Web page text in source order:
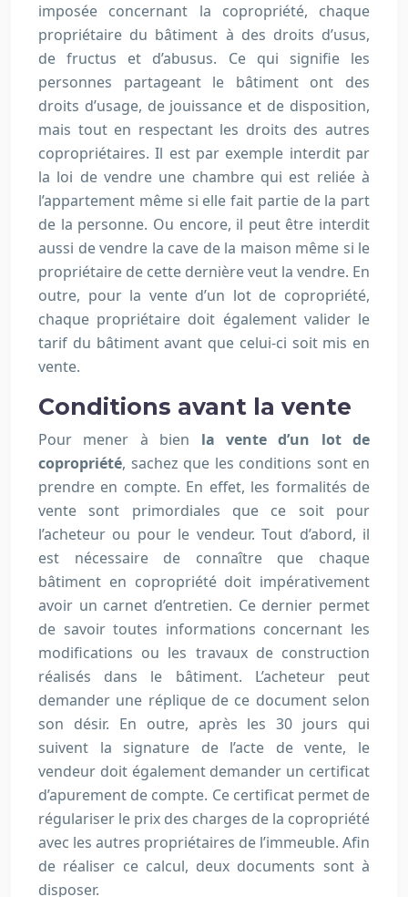
imposée concernant la copropriété, chaque
propriétaire du bâtiment à des droits d’usus,
de fructus et d’abusus. Ce qui signifie les
personnes partageant le bâtiment ont des
droits d’usage, de jouissance et de disposition,
mais tout en respectant les droits des autres
copropriétaires. Il est par exemple interdit par
la loi de vendre une chambre qui est reliée à
l’appartement même si elle fait partie de la part
de la personne. Ou encore, il peut être interdit
aussi de vendre la cave de la maison même si le
propriétaire de cette dernière veut la vendre. En
outre, pour la vente d’un lot de copropriété,
chaque propriétaire doit également valider le
tarif du bâtiment avant que celui-ci soit mis en
vente.
Conditions avant la vente
Pour mener à bien la vente d’un lot de
copropriété, sachez que les conditions sont en
prendre en compte. En effet, les formalités de
vente sont primordiales que ce soit pour
l’acheteur ou pour le vendeur. Tout d’abord, il
est nécessaire de connaître que chaque
bâtiment en copropriété doit impérativement
avoir un carnet d’entretien. Ce dernier permet
de savoir toutes informations concernant les
modifications ou les travaux de construction
réalisés dans le bâtiment. L’acheteur peut
demander une réplique de ce document selon
son désir. En outre, après les 30 jours qui
suivent la signature de l’acte de vente, le
vendeur doit également demander un certificat
d’apurement de compte. Ce certificat permet de
régulariser le prix des charges de la copropriété
avec les autres propriétaires de l’immeuble. Afin
de réaliser ce calcul, deux documents sont à
disposer.